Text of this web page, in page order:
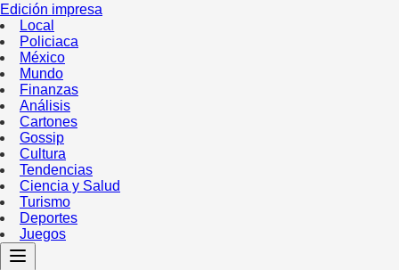
Edición impresa
Local
Policiaca
México
Mundo
Finanzas
Análisis
Cartones
Gossip
Cultura
Tendencias
Ciencia y Salud
Turismo
Deportes
Juegos